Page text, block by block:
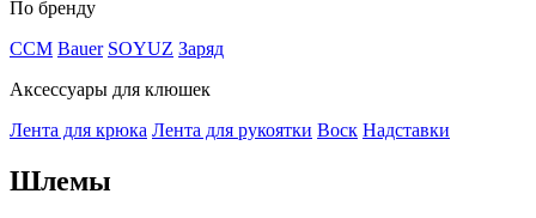
По бренду
CCM Bauer SOYUZ Заряд
Аксессуары для клюшек
Лента для крюка Лента для рукоятки Воск Надставки
Шлемы